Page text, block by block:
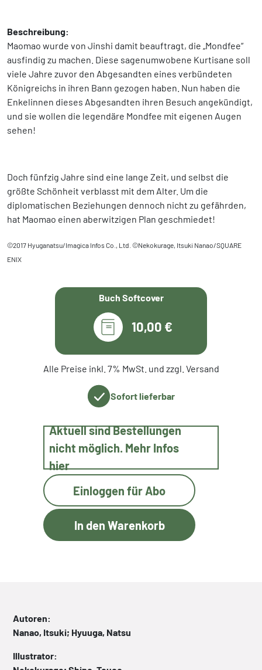
Beschreibung:
Maomao wurde von Jinshi damit beauftragt, die „Mondfee“
ausfindig zu machen. Diese sagenumwobene Kurtisane soll
viele Jahre zuvor den Abgesandten eines verbündeten
Königreichs in ihren Bann gezogen haben. Nun haben die
Enkelinnen dieses Abgesandten ihren Besuch angekündigt,
und sie wollen die legendäre Mondfee mit eigenen Augen
sehen!
Doch fünfzig Jahre sind eine lange Zeit, und selbst die
größte Schönheit verblasst mit dem Alter. Um die
diplomatischen Beziehungen dennoch nicht zu gefährden,
hat Maomao einen aberwitzigen Plan geschmiedet!
©2017 Hyuganatsu/Imagica Infos Co., Ltd. ©Nekokurage, Itsuki Nanao/SQUARE
ENIX
Buch Softcover
10,00 €
Alle Preise inkl. 7% MwSt. und zzgl. Versand
Sofort lieferbar
Aktuell sind Bestellungen
nicht möglich. Mehr Infos
hier
Einloggen für Abo
Autoren:
Nanao, Itsuki; Hyuuga, Natsu
Illustrator: